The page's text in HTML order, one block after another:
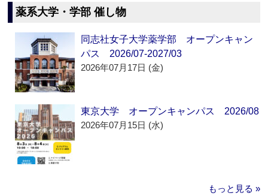
薬系大学・学部 催し物
同志社女子大学薬学部 オープンキャン
パス 2026/07-2027/03
2026年07月17日 (金)
東京大学 オープンキャンパス 2026/08
2026年07月15日 (水)
もっと見る »